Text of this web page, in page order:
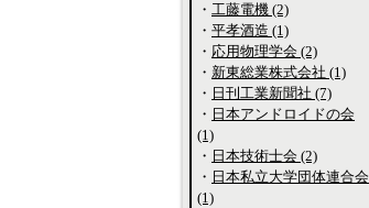
・ 工藤電機 (2)
・ 平孝酒造 (1)
・ 応用物理学会 (2)
・ 新東総業株式会社 (1)
・ 日刊工業新聞社 (7)
・ 日本アンドロイドの会
(1)
・ 日本技術士会 (2)
・ 日本私立大学団体連合会
(1)